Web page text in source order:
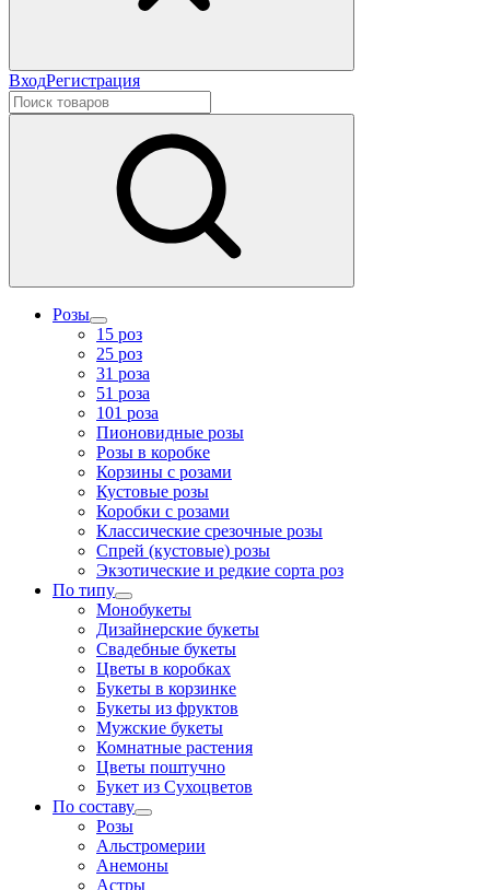
ВходРегистрация
Розы
15 роз
25 роз
31 роза
51 роза
101 роза
Пионовидные розы
Розы в коробке
Корзины с розами
Кустовые розы
Коробки с розами
Классические срезочные розы
Спрей (кустовые) розы
Экзотические и редкие сорта роз
По типу
Монобукеты
Дизайнерские букеты
Свадебные букеты
Цветы в коробках
Букеты в корзинке
Букеты из фруктов
Мужские букеты
Комнатные растения
Цветы поштучно
Букет из Сухоцветов
По составу
Розы
Альстромерии
Анемоны
Астры